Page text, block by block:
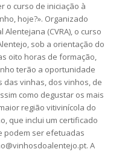
o curso de iniciação à
hoje?». Organizado
(CVRA), o curso
sob a orientação do
oito horas de formação,
terão a oportunidade
vinhas, dos vinhos, de
como degustar os mais
região vitivinícola do
que inclui um certificado
podem ser efetuadas
A